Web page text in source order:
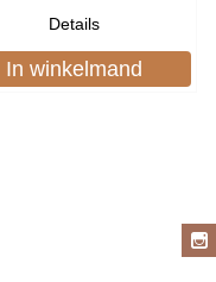
Details
In winkelmand